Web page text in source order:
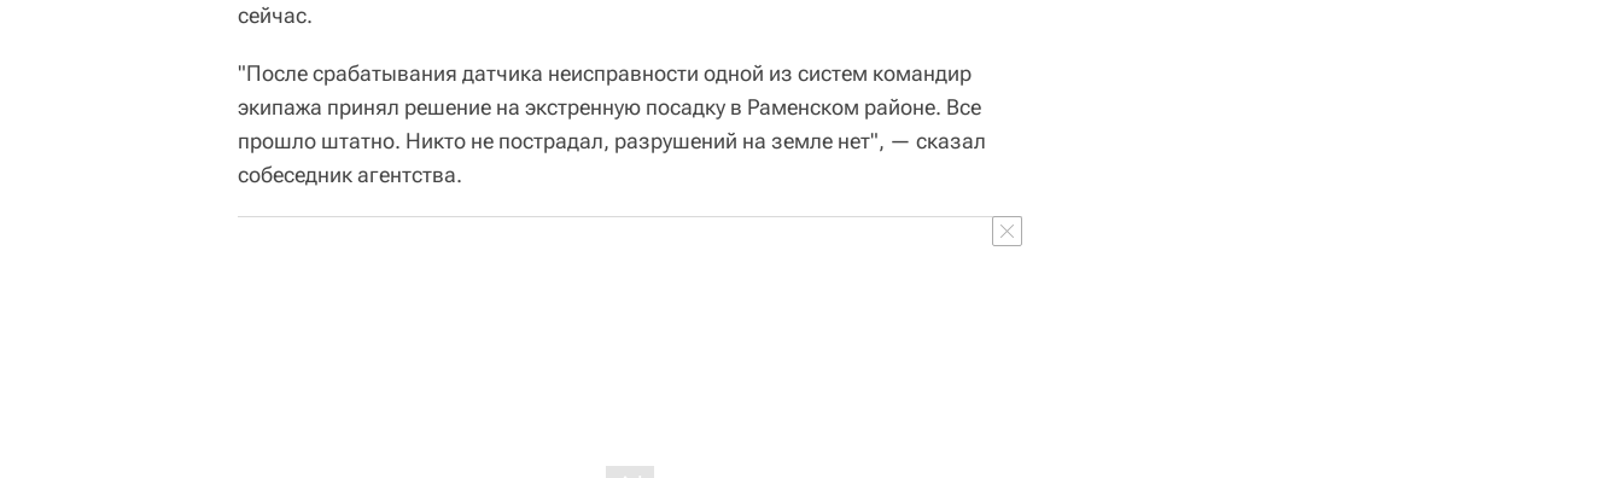
сейчас.
"После срабатывания датчика неисправности одной из систем командир
экипажа принял решение на экстренную посадку в Раменском районе. Все
прошло штатно. Никто не пострадал, разрушений на земле нет", — сказал
собеседник агентства.